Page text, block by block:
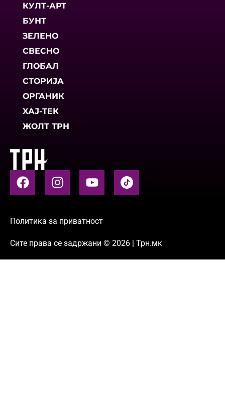
КУЛТ-АРТ
БУНТ
ЗЕЛЕНО
СВЕСНО
ГЛОБАЛ
СТОРИЈА
ОРГАНИК
ХАЈ-ТЕК
ЖОЛТ ТРН
Политика за приватност
Сите права се задржани © 2026 | Трн.мк